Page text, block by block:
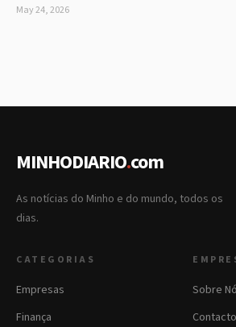
May 24, 2026
MINHODIARIO.com
As notícias do Minho e do mundo, todos os
dias.
CATEGORIAS
Empresas
Finança
Sobre